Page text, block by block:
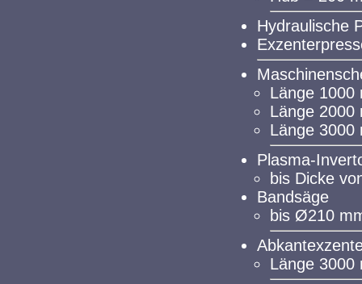
Hydraulische
Länge 1000
Länge 2000
Länge 3000
Plasma-
bis Dicke
Bandsäge
bis Ø210
Länge 3000